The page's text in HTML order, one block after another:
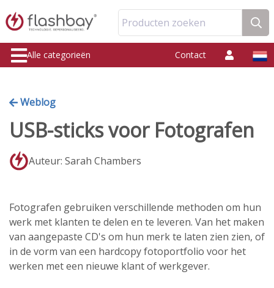
Producten zoeken
Alle categorieën Contact
Weblog
USB-sticks voor Fotografen
Auteur: Sarah Chambers
Fotografen gebruiken verschillende methoden om hun
werk met klanten te delen en te leveren. Van het maken
van aangepaste CD's om hun merk te laten zien zien, of
in de vorm van een hardcopy fotoportfolio voor het
werken met een nieuwe klant of werkgever.